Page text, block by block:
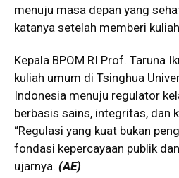
menuju masa depan yang
katanya setelah memberi
Kepala BPOM RI Prof. Taruna
kuliah umum di Tsinghua
Indonesia menuju regulator
berbasis sains, integritas, dan
“Regulasi yang kuat bukan
fondasi kepercayaan publik
ujarnya. (AE)